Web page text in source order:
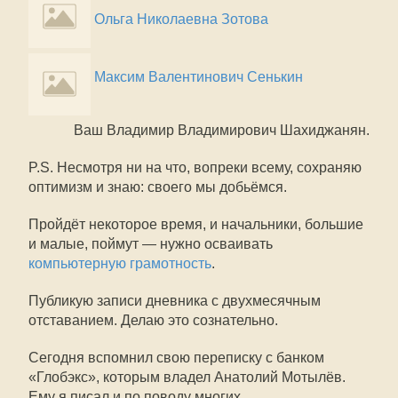
Ольга Николаевна Зотова
Максим Валентинович Сенькин
Ваш Владимир Владимирович Шахиджанян.
P.S. Несмотря ни на что, вопреки всему, сохраняю
оптимизм и знаю: своего мы добьёмся.
Пройдёт некоторое время, и начальники, большие
и малые, поймут — нужно осваивать
компьютерную грамотность.
Публикую записи дневника с двухмесячным
отставанием. Делаю это сознательно.
Сегодня вспомнил свою переписку с банком
«Глобэкс», которым владел Анатолий Мотылёв.